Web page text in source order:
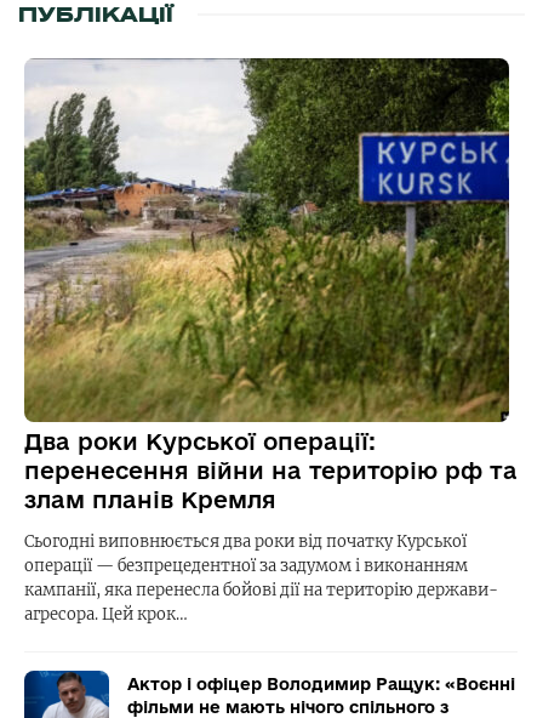
ПУБЛІКАЦІЇ
Два роки Курської операції:
перенесення війни на територію рф та
злам планів Кремля
Сьогодні виповнюється два роки від початку Курської
операції — безпрецедентної за задумом і виконанням
кампанії, яка перенесла бойові дії на територію держави-
агресора. Цей крок…
Актор і офіцер Володимир Ращук: «Воєнні
фільми не мають нічого спільного з